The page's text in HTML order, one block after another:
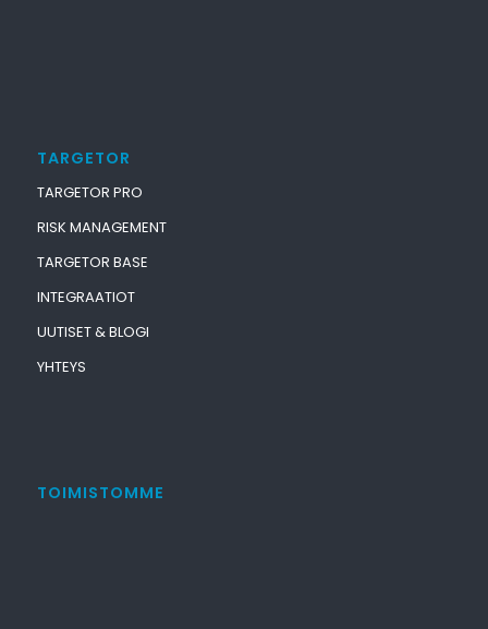
TARGETOR
TARGETOR PRO
RISK MANAGEMENT
TARGETOR BASE
INTEGRAATIOT
UUTISET & BLOGI
YHTEYS
TOIMISTOMME